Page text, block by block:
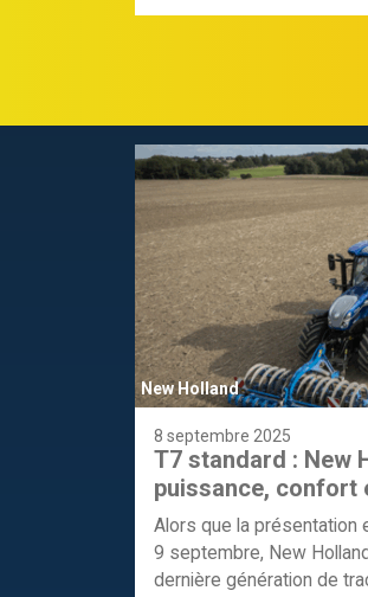
New Holland
8 septembre 2025
T7 standard : New
puissance, confort
Alors que la présentation
9 septembre, New
dernière génération de